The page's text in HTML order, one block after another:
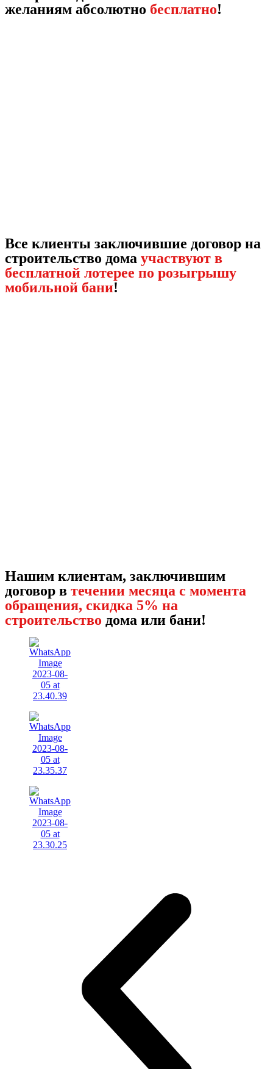
желаниям абсолютно бесплатно!
Все клиенты заключившие договор на
строительство дома участвуют в
бесплатной лотерее по розыгрышу
мобильной бани!
Нашим клиентам, заключившим
договор в течении месяца с момента
обращения, скидка 5% на
строительство дома или бани!